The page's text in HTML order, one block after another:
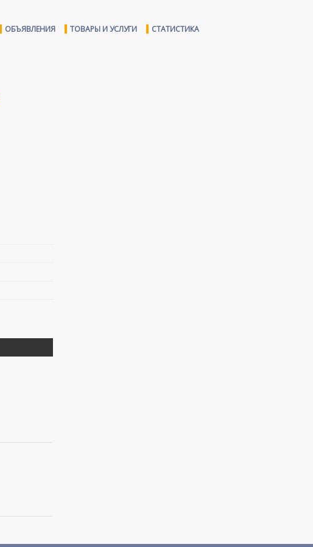
ОБЪЯВЛЕНИЯ ТОВАРЫ И УСЛУГИ СТАТИСТИКА